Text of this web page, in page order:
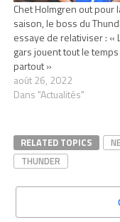
Chet Holmgren out pour
saison, le boss du
essaye de relativiser : «
gars jouent tout le
partout »
août 26, 2022
Dans "Actualités"
RELATED TOPICS
THUNDER